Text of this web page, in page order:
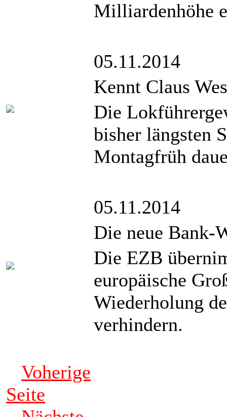
Milliardenhöhe
05.11.2014
Kennt Claus
Die
bisher längsten
Montagfrüh
05.11.2014
Die neue Bank-
Die EZB
europäische
Wiederholung
verhindern.
Voherige
Seite